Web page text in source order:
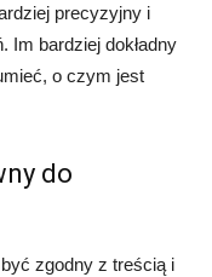
precyzyjny i
Im bardziej dokładny
o czym jest
do
zgodny z treścią i